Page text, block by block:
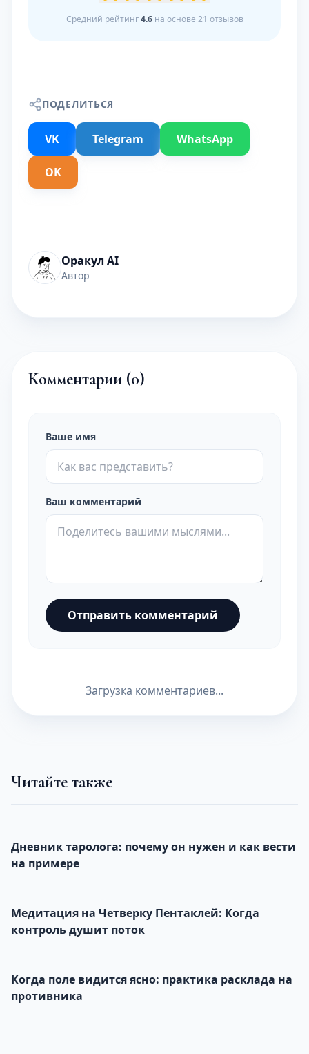
Средний рейтинг4.6на основе 21 отзывов
ПОДЕЛИТЬСЯ
VK Telegram WhatsApp
OK
Оракул AI
Автор
Комментарии (0)
Ваше имя
Ваш комментарий
Отправить комментарий
Загрузка комментариев...
Читайте также
Дневник таролога: почему он нужен и как вести
на примере
Медитация на Четверку Пентаклей: Когда
контроль душит поток
Когда поле видится ясно: практика расклада на
противника